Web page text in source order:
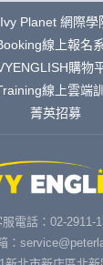
Ivy Planet 網際學
線上報名
購物
線上雲端
菁英招募
服電話：02-2911-
：